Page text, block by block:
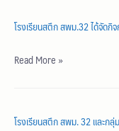
โรงเรียนสตึก สพม.32 ได้จัดกิ
Read More »
โรงเรียนสตึก สพม. 32 และก